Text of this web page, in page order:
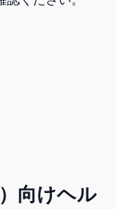
向けヘル